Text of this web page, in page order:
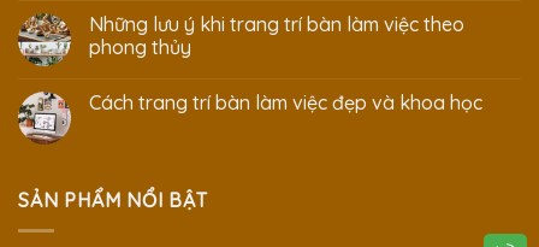
Những lưu ý khi trang trí bàn làm việc theo
phong thủy
Cách trang trí bàn làm việc đẹp và khoa học
SẢN PHẨM NỔI BẬT